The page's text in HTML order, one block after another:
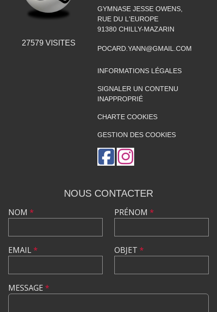
27579 VISITES
GYMNASE JESSE OWENS,
RUE DU L'EUROPE
91380 CHILLY-MAZARIN
POCARD.YANN@GMAIL.COM
INFORMATIONS LÉGALES
SIGNALER UN CONTENU
INAPPROPRIÉ
CHARTE COOKIES
GESTION DES COOKIES
NOUS CONTACTER
NOM *
EMAIL*
PRÉNOM *
OBJET *
MESSAGE *